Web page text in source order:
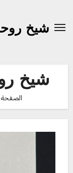
المحتوىشيخ
شيخ
الصفحة